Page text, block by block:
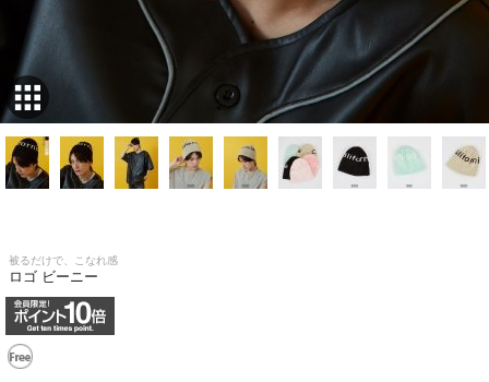
被るだけで、こなれ感
ロゴ ビーニー